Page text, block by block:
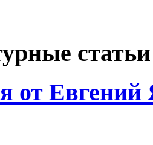
статьи
от Евгений